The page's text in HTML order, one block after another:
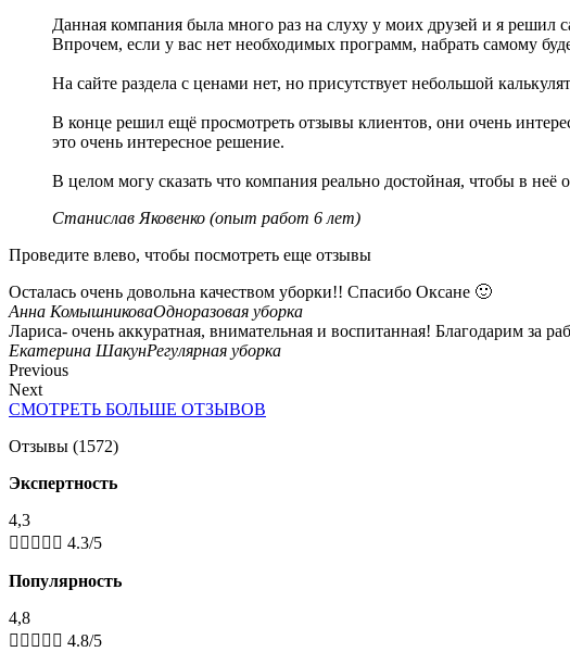
Данная компания была много раз на слуху у моих друзей и я решил
Впрочем, если у вас нет необходимых программ, набрать самому
На сайте раздела с ценами нет, но присутствует небольшой
В конце решил ещё просмотреть отзывы клиентов, они очень
это очень интересное решение.
В целом могу сказать что компания реально достойная, чтобы в неё
Станислав Яковенко (опыт работ 6 лет)
Проведите влево, чтобы посмотреть еще отзывы
Осталась очень довольна качеством уборки!! Спасибо Оксане 🙂
Анна КомышниковаОдноразовая уборка
Лариса- очень аккуратная, внимательная и воспитанная! Благодарим за
Екатерина ШакунРегулярная уборка
Previous
Next
СМОТРЕТЬ БОЛЬШЕ ОТЗЫВОВ
Отзывы (1572)
Экспертность
4,3
     4.3/5
Популярность
4,8
     4.8/5